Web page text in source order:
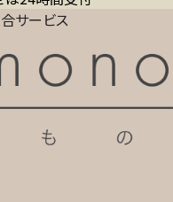
サービス